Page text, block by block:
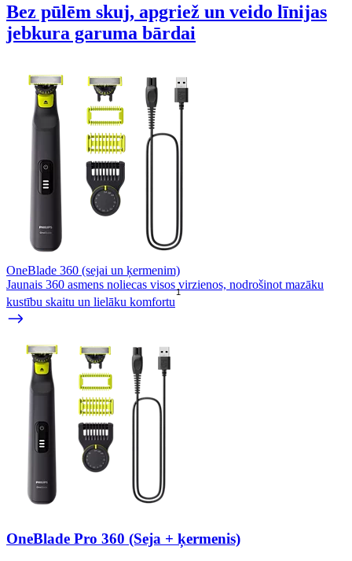
Bez pūlēm skuj, apgriež un veido līnijas
jebkura garuma bārdai
OneBlade 360 (sejai un ķermenim)
Jaunais 360 asmens noliecas visos virzienos, nodrošinot mazāku
kustību skaitu un lielāku komfortu
1
OneBlade Pro 360 (Seja + ķermenis)